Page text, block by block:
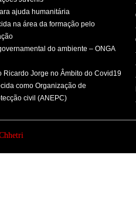
ajuda humanitária
na área da formação pelo
do ambiente – ONGA
Ricardo Jorge no Âmbito do Covid19
como Organização de
civil (ANEPC)